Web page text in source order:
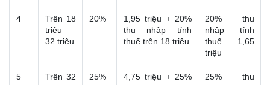
4
Trên 18
triệu –
32 triệu
20%
1,95 triệu + 20%
thu nhập tính
thuế trên 18 triệu
20% thu
nhập tính
thuế – 1,65
triệu
5
Trên 32
25%
4,75 triệu + 25%
25% thu